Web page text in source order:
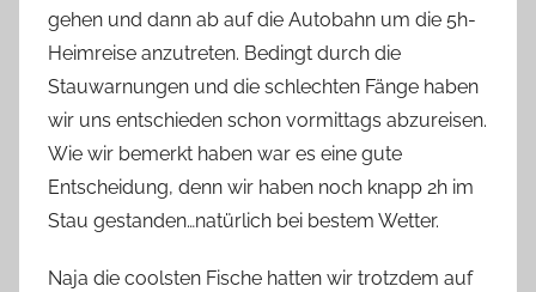
gehen und dann ab auf die Autobahn um die 5h-
Heimreise anzutreten. Bedingt durch die
Stauwarnungen und die schlechten Fänge haben
wir uns entschieden schon vormittags abzureisen.
Wie wir bemerkt haben war es eine gute
Entscheidung, denn wir haben noch knapp 2h im
Stau gestanden…natürlich bei bestem Wetter.
Naja die coolsten Fische hatten wir trotzdem auf